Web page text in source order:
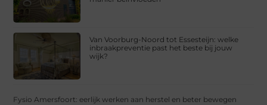
Van Voorburg-Noord tot Essesteijn: welke
inbraakpreventie past het beste bij jouw
wijk?
Fysio Amersfoort: eerlijk werken aan herstel en beter bewegen